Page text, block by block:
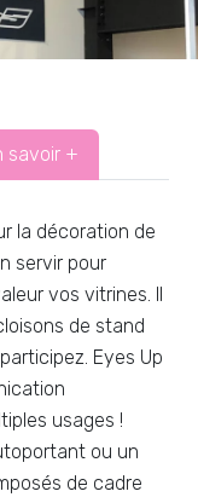
savoir +
la décoration de
servir pour
vos vitrines. Il
de stand
Eyes Up
usages !
ou un
de cadre